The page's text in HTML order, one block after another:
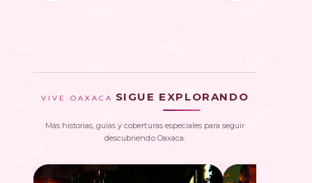
VIVE OAXACA SIGUE EXPLORANDO
Más historias, guías y coberturas especiales para seguir
descubriendo Oaxaca.